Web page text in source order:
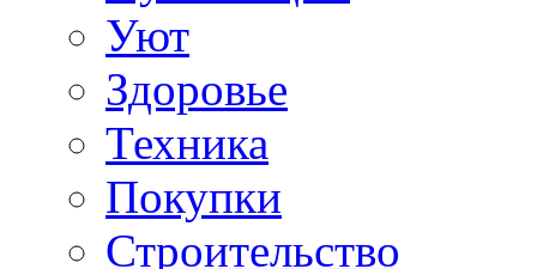
Уют
Здоровье
Техника
Покупки
Строительство